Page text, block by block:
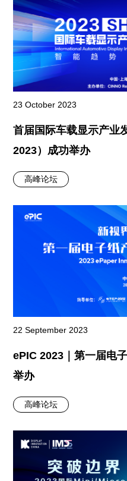
23 October 2023
首届国际车载显示产业
2023）成功举办
高峰论坛
22 September 2023
ePIC 2023｜第一届电
举办
高峰论坛